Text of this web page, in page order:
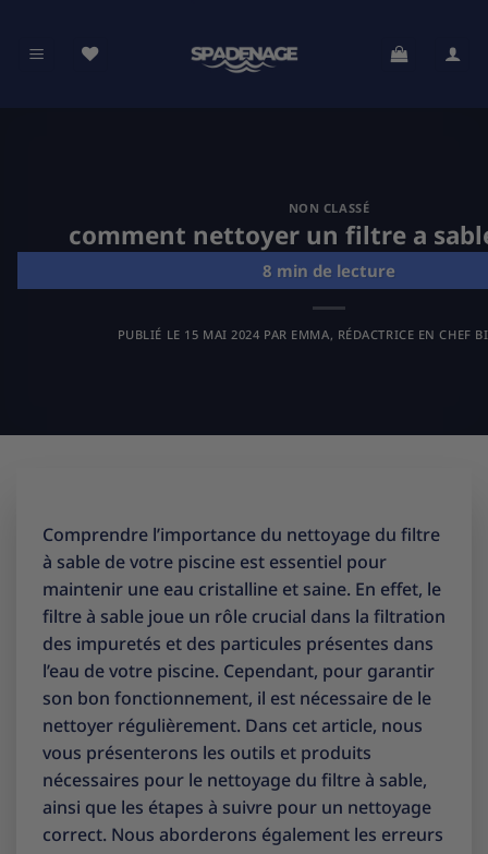
contenu
NON CLASSÉ
comment nettoyer un filtre a
PUBLIÉ LE 15 MAI 2024 PAR EMMA, RÉDACTRICE EN CHEF
Comprendre l’importance du nettoyage du filtre
à sable de votre piscine est essentiel pour
maintenir une eau cristalline et saine. En effet, le
filtre à sable joue un rôle crucial dans la filtration
des impuretés et des particules présentes dans
l’eau de votre piscine. Cependant, pour garantir
son bon fonctionnement, il est nécessaire de le
nettoyer régulièrement. Dans cet article, nous
vous présenterons les outils et produits
nécessaires pour le nettoyage du filtre à sable,
ainsi que les étapes à suivre pour un nettoyage
correct. Nous aborderons également les erreurs